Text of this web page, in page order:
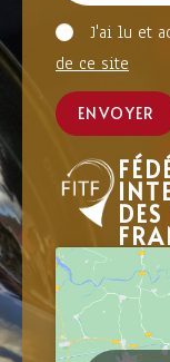
J'ai lu et
de ce site
ENVOYER